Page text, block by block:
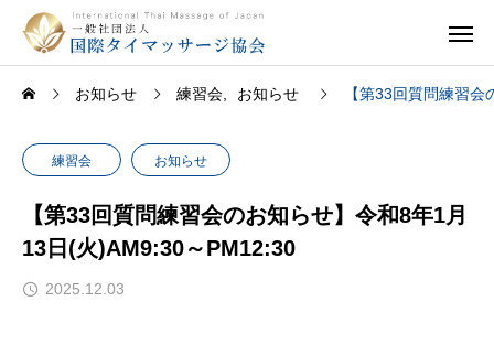
お知らせ 練習会 お知らせ 【第33回質問練習
練習会 お知らせ
【第33回質問練習会のお知らせ】令和8年1月
13日(火)AM9:30～PM12:30
2025.12.03